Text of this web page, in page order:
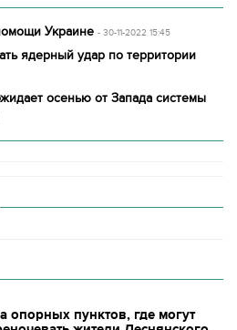
Украине - 30-11-2022 15:45
ядерный удар по территории
осенью от Запада системы
опорных пунктов, где могут